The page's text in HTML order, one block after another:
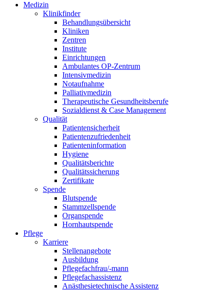
Medizin
Klinikfinder
Behandlungsübersicht
Kliniken
Zentren
Institute
Einrichtungen
Ambulantes OP-Zentrum
Intensivmedizin
Notaufnahme
Palliativmedizin
Therapeutische Gesundheitsberufe
Sozialdienst & Case Management
Qualität
Patientensicherheit
Patientenzufriedenheit
Patienteninformation
Hygiene
Qualitätsberichte
Qualitätssicherung
Zertifikate
Spende
Blutspende
Stammzellspende
Organspende
Hornhautspende
Pflege
Karriere
Stellenangebote
Ausbildung
Pflegefachfrau/-mann
Pflegefachassistenz
Anästhesietechnische Assistenz